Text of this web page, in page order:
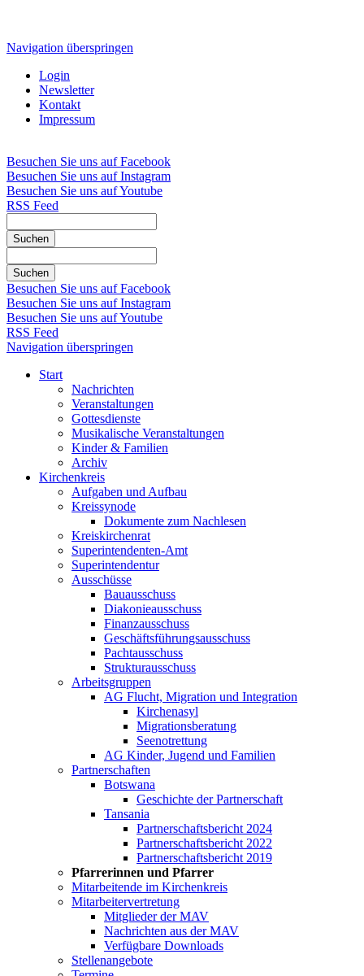
Navigation überspringen
Login
Newsletter
Kontakt
Impressum
Besuchen Sie uns auf Facebook
Besuchen Sie uns auf Instagram
Besuchen Sie uns auf Youtube
RSS Feed
Suchen
Suchen
Besuchen Sie uns auf Facebook
Besuchen Sie uns auf Instagram
Besuchen Sie uns auf Youtube
RSS Feed
Navigation überspringen
Start
Nachrichten
Veranstaltungen
Gottesdienste
Musikalische Veranstaltungen
Kinder & Familien
Archiv
Kirchenkreis
Aufgaben und Aufbau
Kreissynode
Dokumente zum Nachlesen
Kreiskirchenrat
Superintendenten-Amt
Superintendentur
Ausschüsse
Bauausschuss
Diakonieausschuss
Finanzausschuss
Geschäftsführungsausschuss
Pachtausschuss
Strukturausschuss
Arbeitsgruppen
AG Flucht, Migration und Integration
Kirchenasyl
Migrationsberatung
Seenotrettung
AG Kinder, Jugend und Familien
Partnerschaften
Botswana
Geschichte der Partnerschaft
Tansania
Partnerschaftsbericht 2024
Partnerschaftsbericht 2022
Partnerschaftsbericht 2019
Pfarrerinnen und Pfarrer
Mitarbeitende im Kirchenkreis
Mitarbeitervertretung
Mitglieder der MAV
Nachrichten aus der MAV
Verfügbare Downloads
Stellenangebote